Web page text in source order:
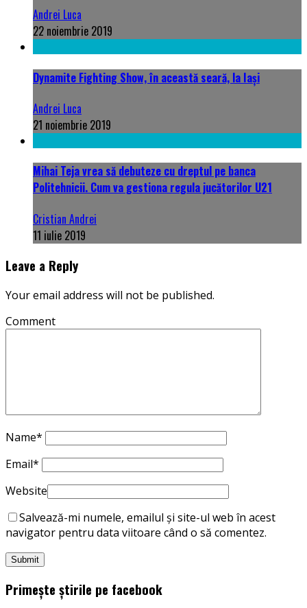
Andrei Luca
22 noiembrie 2019
Dynamite Fighting Show, în această seară, la Iași
Andrei Luca
21 noiembrie 2019
Mihai Teja vrea să debuteze cu dreptul pe banca
Politehnicii. Cum va gestiona regula jucătorilor U21
Cristian Andrei
11 iulie 2019
Leave a Reply
Your email address will not be published.
Comment
Name*
Email*
Website
Salvează-mi numele, emailul și site-ul web în acest
navigator pentru data viitoare când o să comentez.
Primește știrile pe facebook